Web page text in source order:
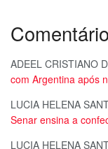
ADEEL CRISTIANO
com Argentina após
LUCIA HELENA
Senar ensina a
LUCIA HELENA